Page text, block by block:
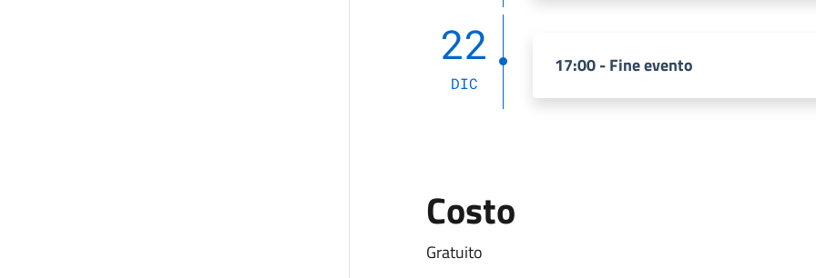
22
DIC
17:00 - Fine evento
Costo
Gratuito